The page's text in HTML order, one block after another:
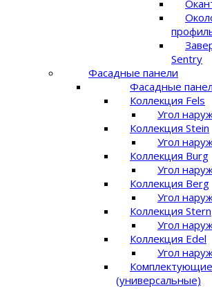
Sentry
Фасадные панели
Фасадные
Коллекция Fels
Угол
Коллекция Stein
Угол
Коллекция Burg
Угол
Коллекция Berg
Угол
Коллекция Stern
Угол
Коллекция Edel
Угол
Комплектующие
(универсальные)